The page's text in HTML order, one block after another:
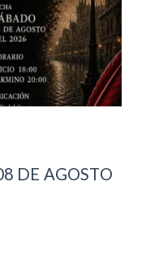
DE AGOSTO